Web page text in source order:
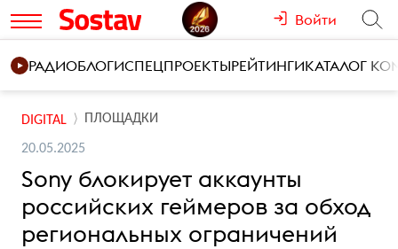
Войти
РАДИОБЛОГИСПЕЦПРОЕКТЫРЕЙТИНГИКАТАЛОГ
DIGITAL ПЛОЩАДКИ
20.05.2025
Sony блокирует аккаунты
российских геймеров за обход
региональных ограничений